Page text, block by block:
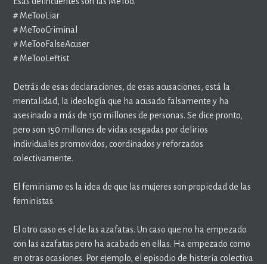
# MeTooLiar
# MeTooCriminal
# MeTooFalseAcuser
# MeTooLeftist
Detrás de esas declaraciones, de esas acusaciones, está la
mentalidad, la ideología que ha acusado falsamente y ha
asesinado a más de 150 millones de personas. Se dice pronto,
pero son 150 millones de vidas sesgadas por delirios
individuales promovidos, coordinados y reforzados
colectivamente.
El feminismo es la idea de que las mujeres son propiedad de las
feministas.
El otro caso es el de las azafatas. Un caso que no ha empezado
con las azafatas pero ha acabado en ellas. Ha empezado como
en otras ocasiones. Por ejemplo, el episodio de histeria colectiva